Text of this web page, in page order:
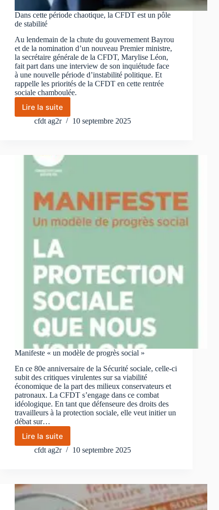
Dans cette période chaotique, la CFDT est un pôle
de stabilité
Au lendemain de la chute du gouvernement Bayrou
et de la nomination d’un nouveau Premier ministre,
la secrétaire générale de la CFDT, Marylise Léon,
fait part dans une interview de son inquiétude face
à une nouvelle période d’instabilité politique. Et
rappelle les priorités de la CFDT en cette rentrée
sociale chamboulée.
Lire la suite
Dans
cette
CFDT
est
un
de
stabilité
cfdt ag2r 10 septembre 2025
Manifeste « un modèle de progrès social »
En ce 80e anniversaire de la Sécurité sociale, celle-ci
subit des critiques virulentes sur sa viabilité
économique de la part des milieux conservateurs et
patronaux. La CFDT s’engage dans ce combat
idéologique. En tant que défenseure des droits des
travailleurs à la protection sociale, elle veut initier un
débat sur…
Lire la suite
Manifeste
« un
social »
cfdt ag2r 10 septembre 2025